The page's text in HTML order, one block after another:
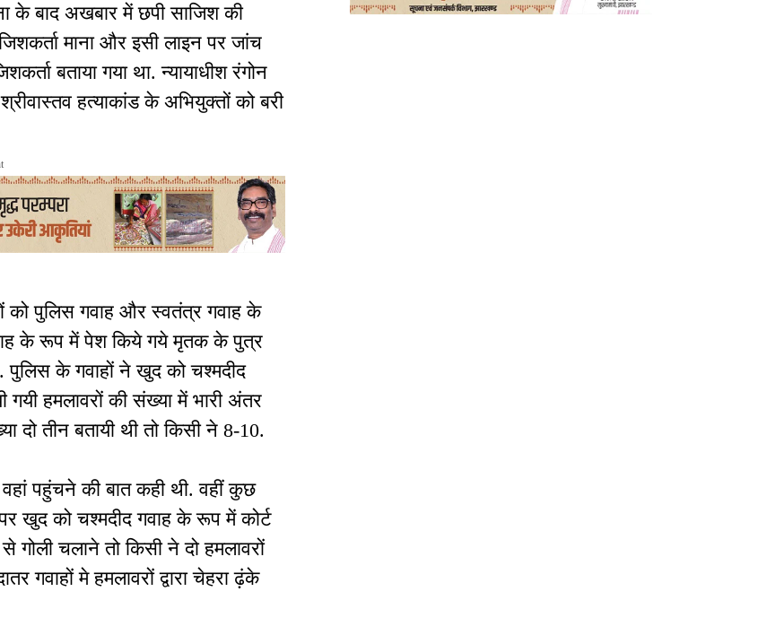
के बाद अखबार में छपी साजिश की
माना और इसी लाइन पर जांच
बताया गया था. न्यायाधीश रंगोन
हत्याकांड के अभियुक्तों को बरी
को पुलिस गवाह और स्वतंत्र गवाह के
के रूप में पेश किये गये मृतक के पुत्र
के गवाहों ने खुद को चश्मदीद
गयी हमलावरों की संख्या में भारी अंतर
दो तीन बतायी थी तो किसी ने 8-10.
पहुंचने की बात कही थी. वहीं कुछ
खुद को चश्मदीद गवाह के रूप में कोर्ट
चलाने तो किसी ने दो हमलावरों
गवाहों मे हमलावरों द्वारा चेहरा ढ़ंके